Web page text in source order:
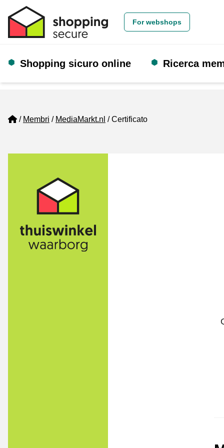
For webshops
Shopping sicuro online Ricerca
Home
Membri MediaMarkt.nl Certificato